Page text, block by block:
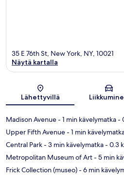
Kartta
35 E 76th St, New York, NY, 10021
Näytä kartalla
Lähettyvillä
Madison Avenue- 1 min kävelymatka-
Upper Fifth Avenue- 1 min
Central Park- 3 min kävelymatka- 0.3
Metropolitan Museum of Art- 5 min
Frick Collection (museo)- 6 min